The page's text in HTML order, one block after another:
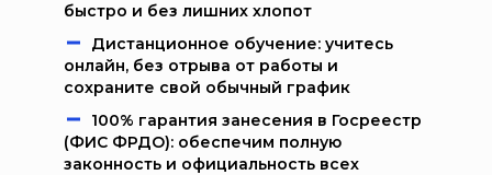
быстро и без лишних хлопот
Дистанционное обучение: учитесь
онлайн, без отрыва от работы и
сохраните свой обычный график
100% гарантия занесения в Госреестр
(ФИС ФРДО): обеспечим полную
законность и официальность всех